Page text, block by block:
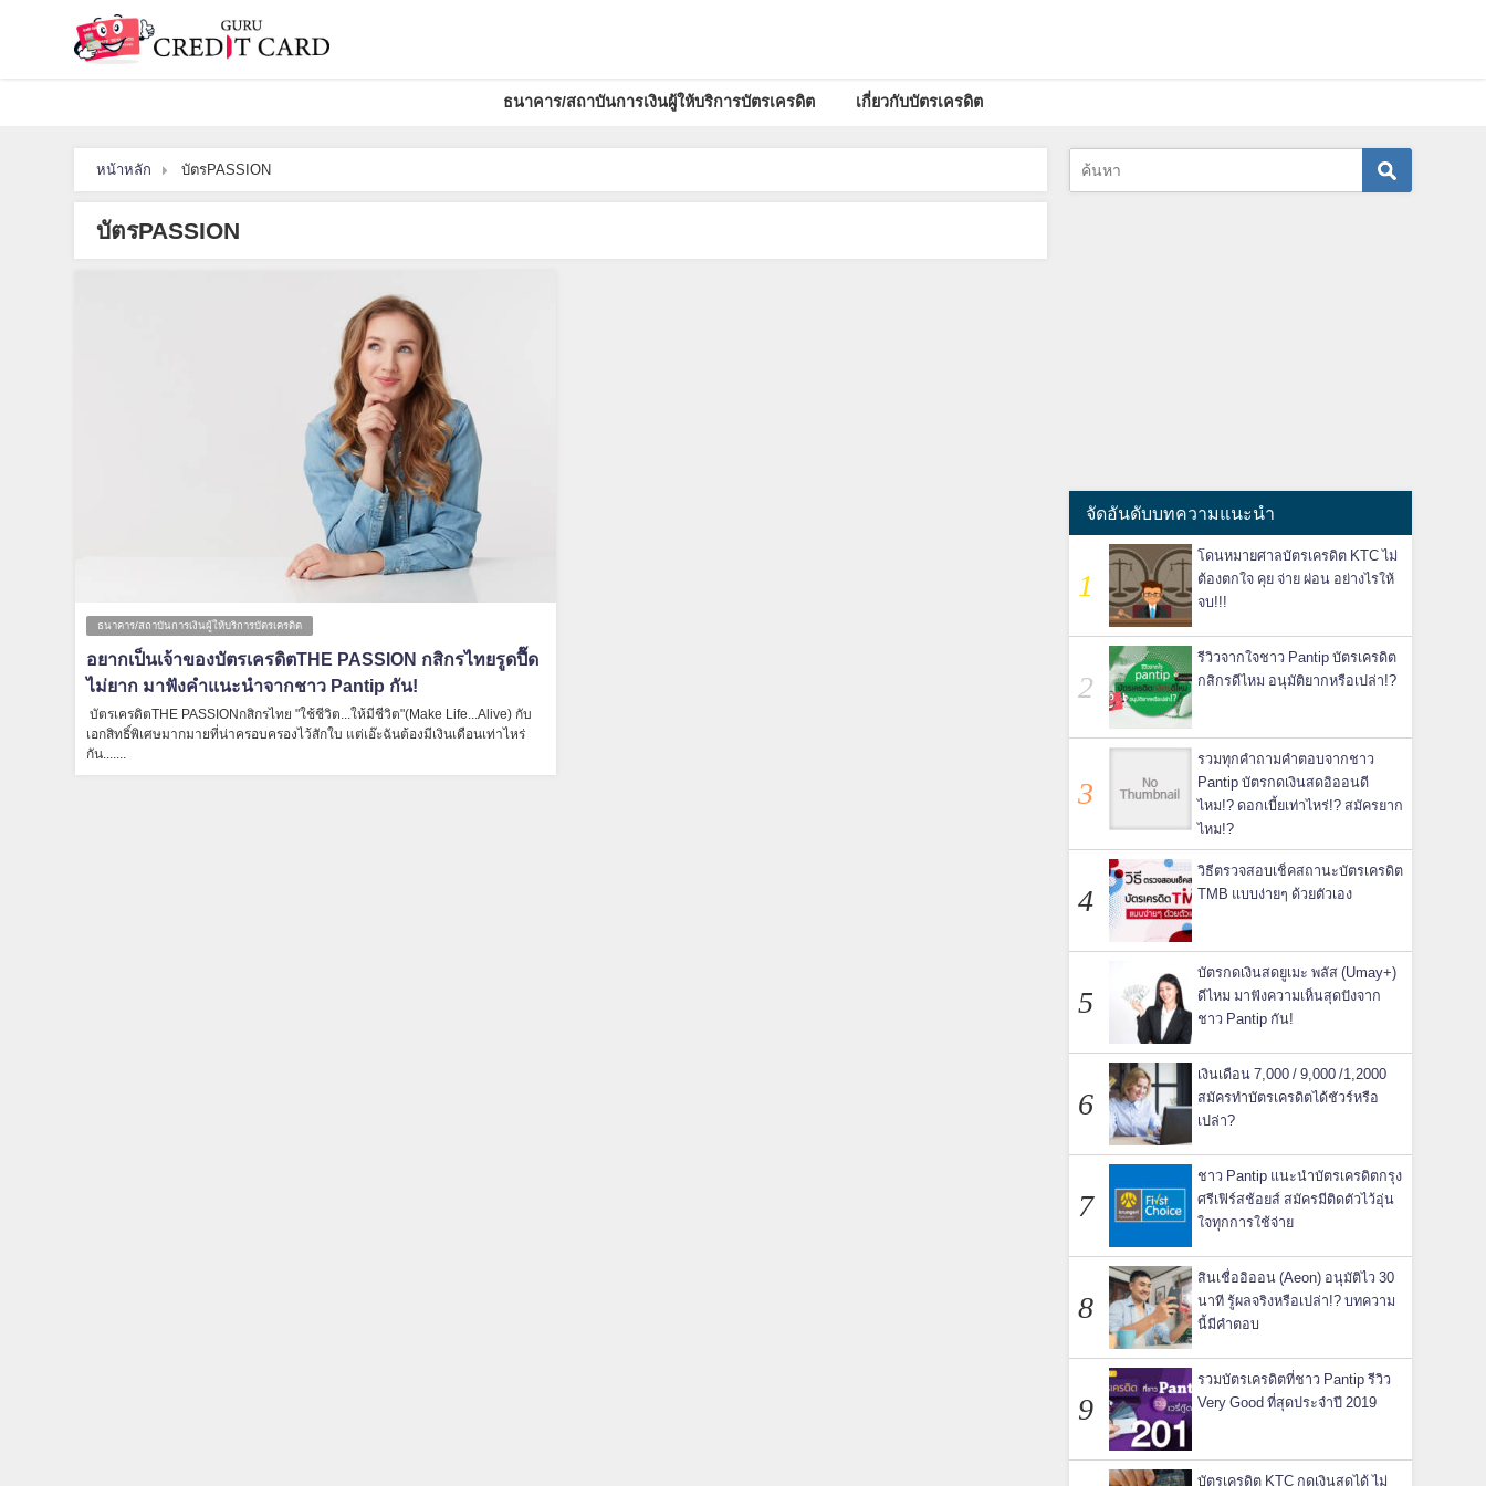
ธนาคาร/สถาบันการเงินผู้ให้บริการบัตรเครดิต เกี่ยวกับบัตรเครดิต
หน้าหลัก บัตรPASSION
บัตรPASSION
ธนาคาร/สถาบันการเงินผู้ให้บริการบัตรเครดิต
อยากเป็นเจ้าของบัตรเครดิตTHE PASSION กสิกรไทยรูดปื๊ด
ไม่ยาก มาฟังคำแนะนำจากชาว Pantip กัน!
บัตรเครดิตTHE PASSIONกสิกรไทย "ใช้ชีวิต...ให้มีชีวิต"(Make Life...Alive) กับ
เอกสิทธิ์พิเศษมากมายที่น่าครอบครองไว้สักใบ แต่เอ๊ะฉันต้องมีเงินเดือนเท่าไหร่
กัน.......
จัดอันดับบทความแนะนำ
โดนหมายศาลบัตรเครดิต KTC ไม่
ต้องตกใจ คุย จ่าย ผ่อน อย่างไรให้
จบ!!!
รีวิวจากใจชาว Pantip บัตรเครดิต
กสิกรดีไหม อนุมัติยากหรือเปล่า!?
รวมทุกคำถามคำตอบจากชาว
Pantip บัตรกดเงินสดอิออนดี
ไหม!? ดอกเบี้ยเท่าไหร่!? สมัครยาก
ไหม!?
วิธีตรวจสอบเช็คสถานะบัตรเครดิต
TMB แบบง่ายๆ ด้วยตัวเอง
บัตรกดเงินสดยูเมะ พลัส (Umay+)
ดีไหม มาฟังความเห็นสุดปังจาก
ชาว Pantip กัน!
เงินเดือน 7,000 / 9,000 /1,2000
สมัครทำบัตรเครดิตได้ชัวร์หรือ
เปล่า?
ชาว Pantip แนะนำบัตรเครดิตกรุง
ศรีเฟิร์สช้อยส์ สมัครมีติดตัวไว้อุ่น
ใจทุกการใช้จ่าย
สินเชื่ออิออน (Aeon) อนุมัติไว 30
นาที รู้ผลจริงหรือเปล่า!? บทความ
นี้มีคำตอบ
รวมบัตรเครดิตที่ชาว Pantip รีวิว
Very Good ที่สุดประจำปี 2019
บัตรเครดิต KTC กดเงินสดได้ ไม่